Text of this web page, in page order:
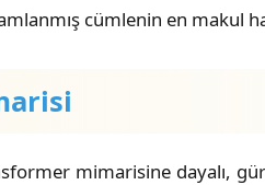
cümlenin en makul
mimarisine dayalı,